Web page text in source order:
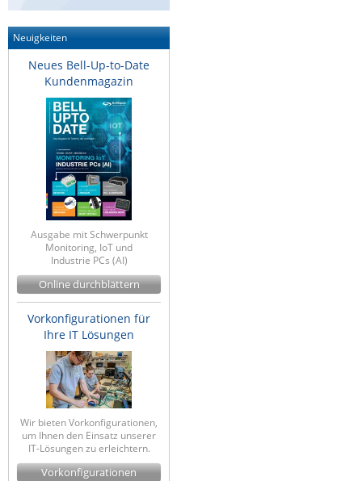
Neuigkeiten
Neues Bell-Up-to-Date
Kundenmagazin
Ausgabe mit Schwerpunkt
Monitoring, IoT und
Industrie PCs (AI)
Online durchblättern
Vorkonfigurationen für
Ihre IT Lösungen
Wir bieten Vorkonfigurationen,
um Ihnen den Einsatz unserer
IT-Lösungen zu erleichtern.
Vorkonfigurationen